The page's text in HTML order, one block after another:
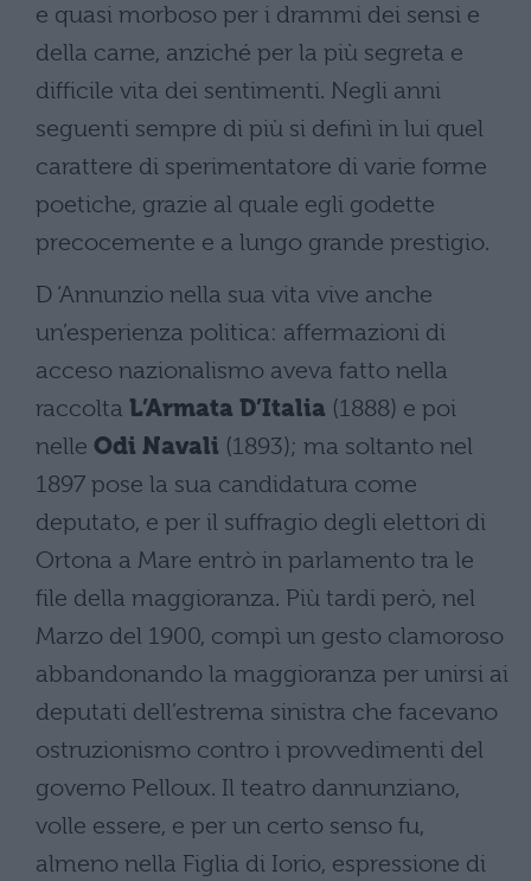
e quasi morboso per i drammi dei sensi e
della carne, anziché per la più segreta e
difficile vita dei sentimenti. Negli anni
seguenti sempre di più si definì in lui quel
carattere di sperimentatore di varie forme
poetiche, grazie al quale egli godette
precocemente e a lungo grande prestigio.
D ‘Annunzio nella sua vita vive anche
un’esperienza politica: affermazioni di
acceso nazionalismo aveva fatto nella
raccolta L’Armata D’Italia (1888) e poi
nelle Odi Navali (1893); ma soltanto nel
1897 pose la sua candidatura come
deputato, e per il suffragio degli elettori di
Ortona a Mare entrò in parlamento tra le
file della maggioranza. Più tardi però, nel
Marzo del 1900, compì un gesto clamoroso
abbandonando la maggioranza per unirsi ai
deputati dell’estrema sinistra che facevano
ostruzionismo contro i provvedimenti del
governo Pelloux. Il teatro dannunziano,
volle essere, e per un certo senso fu,
almeno nella Figlia di Iorio, espressione di